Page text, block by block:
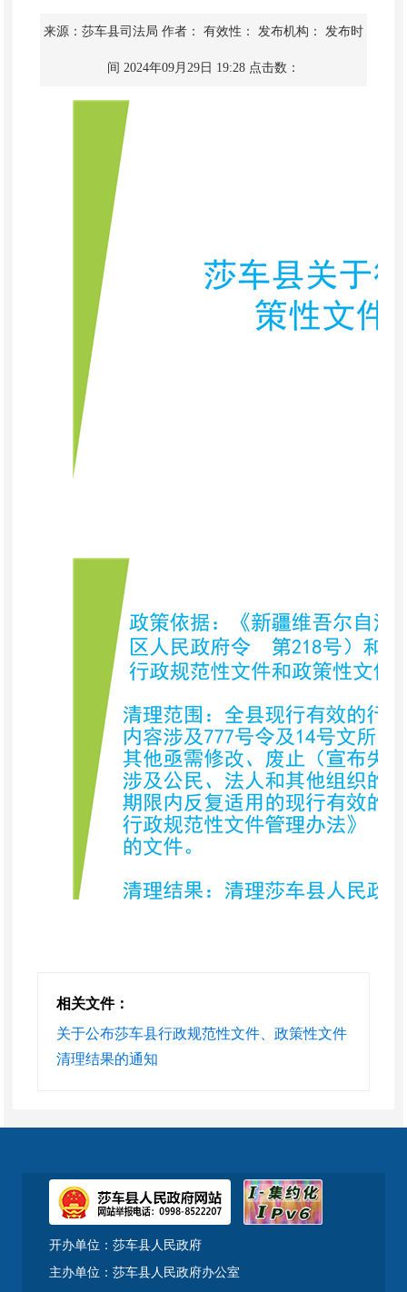
来源：莎车县司法局 作者： 有效性： 发布机构： 发布时
间 2024年09月29日 19:28 点击数：
相关文件：
关于公布莎车县行政规范性文件、政策性文件
清理结果的通知
开办单位：莎车县人民政府
主办单位：莎车县人民政府办公室